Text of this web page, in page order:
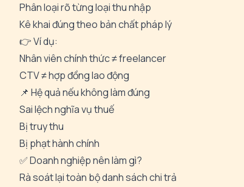
Phân loại rõ từng loại thu nhập
Kê khai đúng theo bản chất pháp lý
👉 Ví dụ:
Nhân viên chính thức ≠ freelancer
CTV ≠ hợp đồng lao động
📌 Hệ quả nếu không làm đúng
Sai lệch nghĩa vụ thuế
Bị truy thu
Bị phạt hành chính
✅ Doanh nghiệp nên làm gì?
Rà soát lại toàn bộ danh sách chi trả